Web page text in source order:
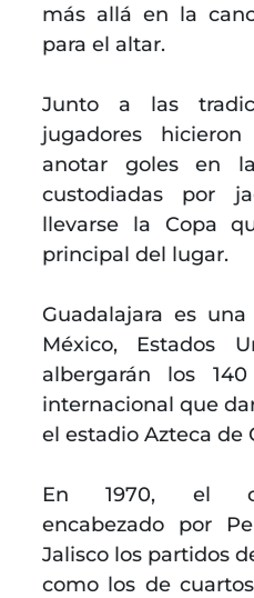
más allá en la
para el altar.
Junto a las
jugadores
anotar goles en
custodiadas por
llevarse la Copa
principal del lugar.
Guadalajara es
México, Estados
albergarán los
internacional que
el estadio Azteca de
En 1970, el
encabezado por
Jalisco los partidos
como los de